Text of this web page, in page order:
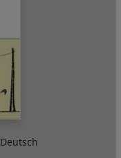
Deutsch